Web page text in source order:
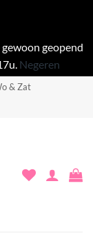
geopend
Negeren
& Zat